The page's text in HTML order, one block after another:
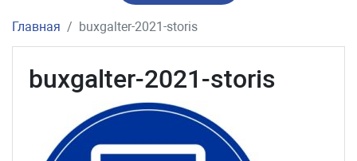
Главная buxgalter-2021-storis
buxgalter-2021-storis